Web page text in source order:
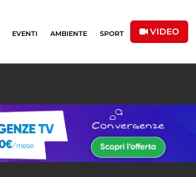
EVENTI AMBIENTE SPORT VIDEO